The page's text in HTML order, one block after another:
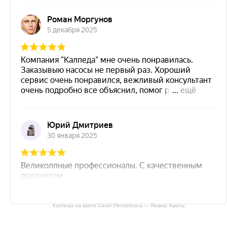
Калпеда на карте Санкт‑Петербурга — Яндекс Карты